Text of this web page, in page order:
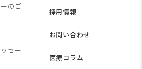
のご
セー
採用情報
お問い合わせ
医療コラム